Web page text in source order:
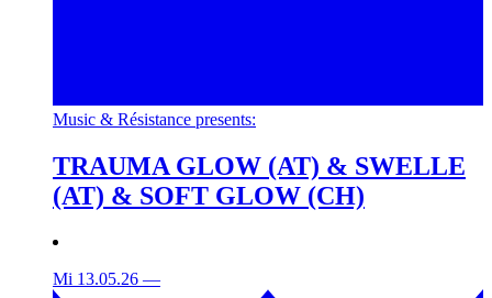
Music & Résistance presents:
TRAUMA GLOW (AT) & SWELLE
(AT) & SOFT GLOW (CH)
Mi 13.05.26 —